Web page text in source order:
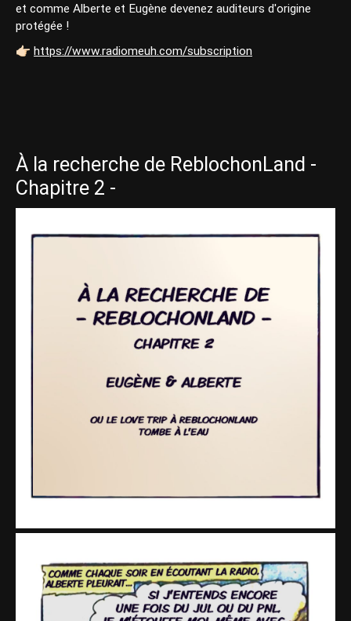
et comme Alberte et Eugène devenez auditeurs d'origine
protégée !
👉🏻 https://www.radiomeuh.com/subscription
À la recherche de ReblochonLand -
Chapitre 2 -